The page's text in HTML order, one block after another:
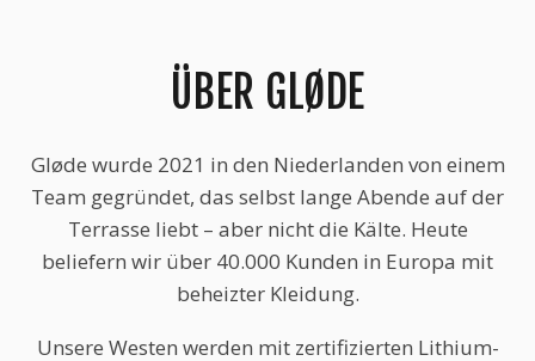
ÜBER GLØDE
Gløde wurde 2021 in den Niederlanden von einem
Team gegründet, das selbst lange Abende auf der
Terrasse liebt – aber nicht die Kälte. Heute
beliefern wir über 40.000 Kunden in Europa mit
beheizter Kleidung.
Unsere Westen werden mit zertifizierten Lithium-